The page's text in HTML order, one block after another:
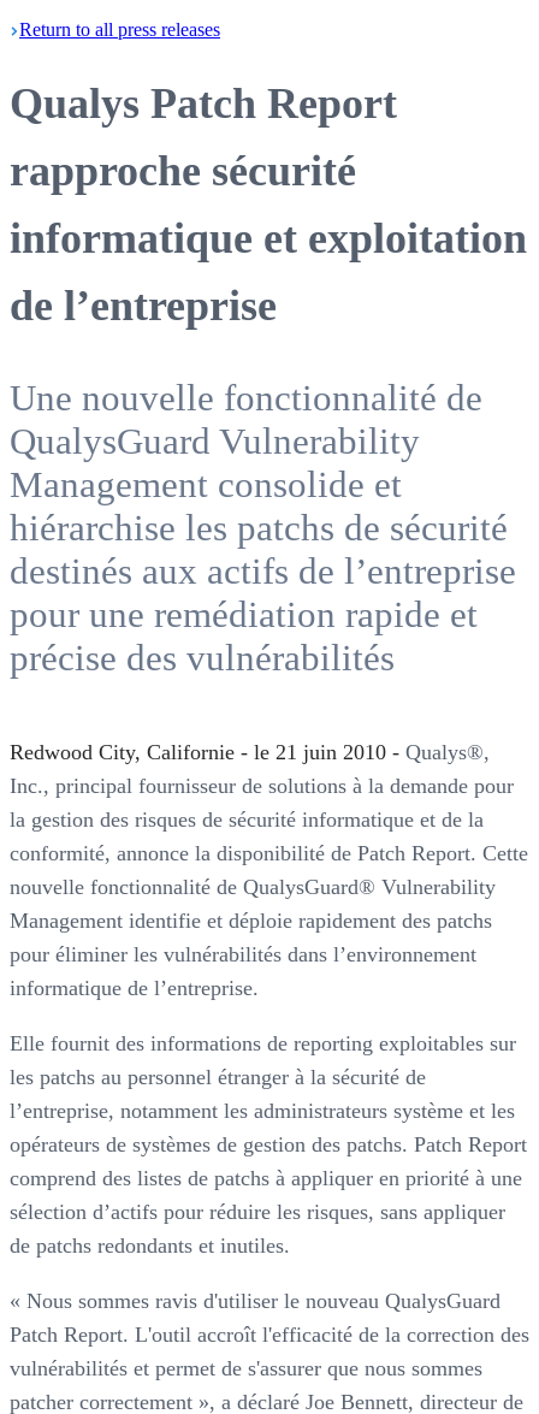
Return to all press releases
Qualys Patch Report
rapproche sécurité
informatique et exploitation
de l’entreprise
Une nouvelle fonctionnalité de
QualysGuard Vulnerability
Management consolide et
hiérarchise les patchs de sécurité
destinés aux actifs de l’entreprise
pour une remédiation rapide et
précise des vulnérabilités
Redwood City, Californie - le 21 juin 2010 - Qualys®,
Inc., principal fournisseur de solutions à la demande pour
la gestion des risques de sécurité informatique et de la
conformité, annonce la disponibilité de Patch Report. Cette
nouvelle fonctionnalité de QualysGuard® Vulnerability
Management identifie et déploie rapidement des patchs
pour éliminer les vulnérabilités dans l’environnement
informatique de l’entreprise.
Elle fournit des informations de reporting exploitables sur
les patchs au personnel étranger à la sécurité de
l’entreprise, notamment les administrateurs système et les
opérateurs de systèmes de gestion des patchs. Patch Report
comprend des listes de patchs à appliquer en priorité à une
sélection d’actifs pour réduire les risques, sans appliquer
de patchs redondants et inutiles.
« Nous sommes ravis d'utiliser le nouveau QualysGuard
Patch Report. L'outil accroît l'efficacité de la correction des
vulnérabilités et permet de s'assurer que nous sommes
patcher correctement », a déclaré Joe Bennett, directeur de